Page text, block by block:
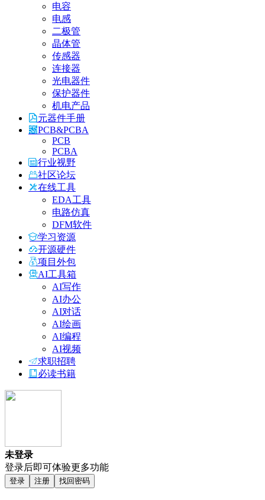
电容
电感
二极管
晶体管
传感器
连接器
光电器件
保护器件
机电产品
元器件手册
PCB&PCBA
PCB
PCBA
行业视野
社区论坛
在线工具
EDA工具
电路仿真
DFM软件
学习资源
开源硬件
项目外包
AI工具箱
AI写作
AI办公
AI对话
AI绘画
AI编程
AI视频
求职招聘
必读书籍
未登录
登录后即可体验更多功能
登录 注册 找回密码